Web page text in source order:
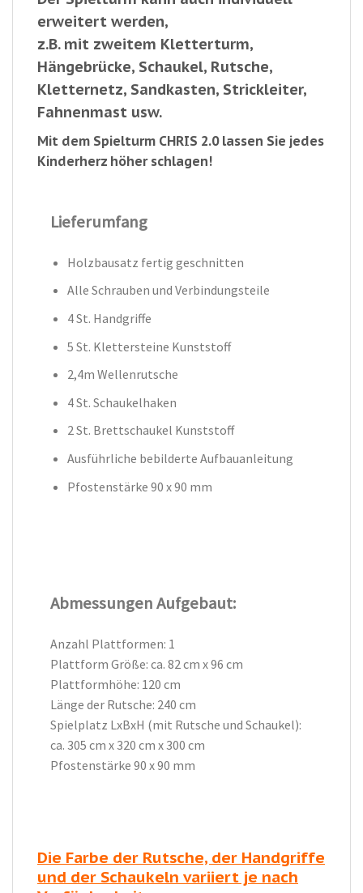
erweitert werden,
z.B. mit zweitem Kletterturm,
Hängebrücke, Schaukel, Rutsche,
Kletternetz, Sandkasten, Strickleiter,
Fahnenmast usw.
Mit dem Spielturm CHRIS 2.0 lassen Sie jedes
Kinderherz höher schlagen!
Lieferumfang
Holzbausatz fertig geschnitten
Alle Schrauben und Verbindungsteile
4 St. Handgriffe
5 St. Klettersteine Kunststoff
2,4m Wellenrutsche
4 St. Schaukelhaken
2 St. Brettschaukel Kunststoff
Ausführliche bebilderte Aufbauanleitung
Pfostenstärke 90 x 90 mm
Abmessungen Aufgebaut:
Anzahl Plattformen: 1
Plattform Größe: ca. 82 cm x 96 cm
Plattformhöhe: 120 cm
Länge der Rutsche: 240 cm
Spielplatz LxBxH (mit Rutsche und Schaukel):
ca. 305 cm x 320 cm x 300 cm
Pfostenstärke 90 x 90 mm
Die Farbe der Rutsche, der Handgriffe
und der Schaukeln variiert je nach